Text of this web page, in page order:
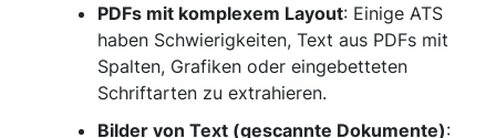
PDFs mit komplexem Layout: Einige ATS
haben Schwierigkeiten, Text aus PDFs mit
Spalten, Grafiken oder eingebetteten
Schriftarten zu extrahieren.
Bilder von Text (gescannte Dokumente):